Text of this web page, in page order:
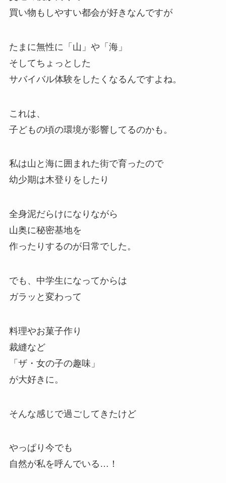
買い物もしやすい都会が好きなんですが
たまに無性に「山」や「海」
そしてちょっとした
サバイバル体験をしたくなるんですよね。
これは、
子どもの頃の環境が影響してるのかも。
私は山と海に囲まれた街で育ったので
幼少期は木登りをしたり
全身泥だらけになりながら
山奥に秘密基地を
作ったりするのが日常でした。
でも、中学生になってからは
ガラッと変わって
料理やお菓子作り
裁縫など
「ザ・女の子の趣味」
が大好きに。
そんな感じで過ごしてきたけど
やっぱり今でも
自然が私を呼んでいる…！